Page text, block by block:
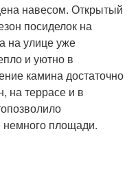
навесом. Открытый
посиделок на
на улице уже
и уютно в
камина достаточно
на террасе и в
немного площади.